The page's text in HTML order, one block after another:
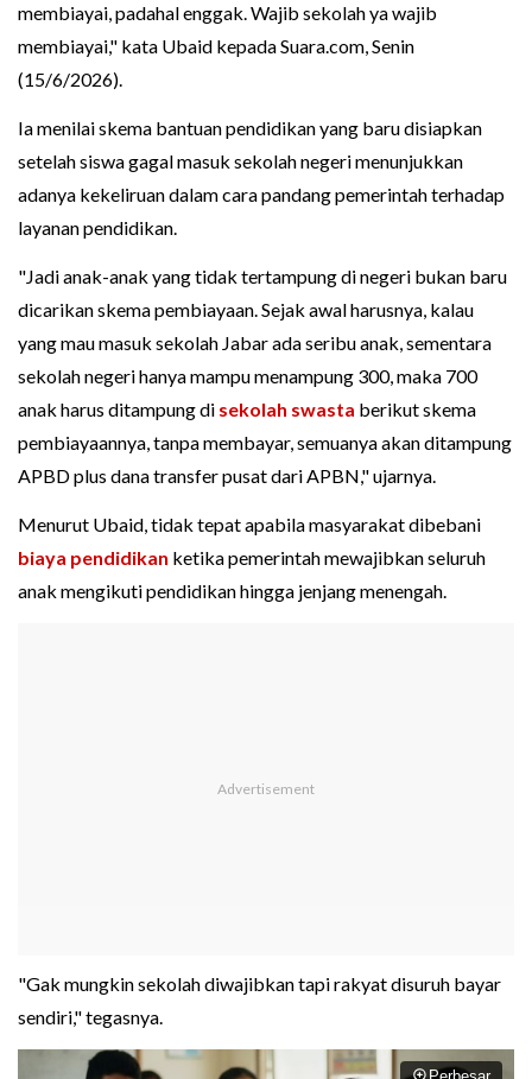
membiayai, padahal enggak. Wajib sekolah ya wajib
membiayai," kata Ubaid kepada Suara.com, Senin
(15/6/2026).
Ia menilai skema bantuan pendidikan yang baru disiapkan
setelah siswa gagal masuk sekolah negeri menunjukkan
adanya kekeliruan dalam cara pandang pemerintah terhadap
layanan pendidikan.
"Jadi anak-anak yang tidak tertampung di negeri bukan baru
dicarikan skema pembiayaan. Sejak awal harusnya, kalau
yang mau masuk sekolah Jabar ada seribu anak, sementara
sekolah negeri hanya mampu menampung 300, maka 700
anak harus ditampung di sekolah swasta berikut skema
pembiayaannya, tanpa membayar, semuanya akan ditampung
APBD plus dana transfer pusat dari APBN," ujarnya.
Menurut Ubaid, tidak tepat apabila masyarakat dibebani
biaya pendidikan ketika pemerintah mewajibkan seluruh
anak mengikuti pendidikan hingga jenjang menengah.
"Gak mungkin sekolah diwajibkan tapi rakyat disuruh bayar
sendiri," tegasnya.